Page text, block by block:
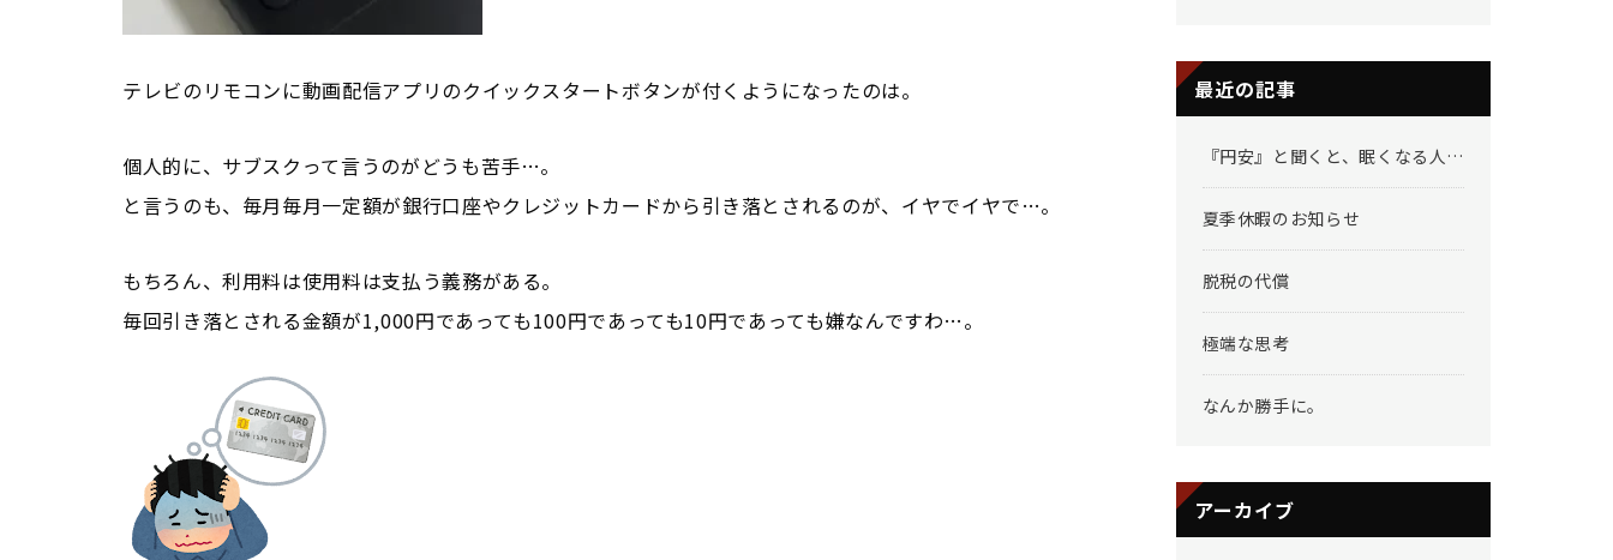
テレビのリモコンに動画配信アプリのクイックスタートボタンが付くようになったのは。
個人的に、サブスクって言うのがどうも苦手…。
と言うのも、毎月毎月一定額が銀行口座やクレジットカードから引き落とされるのが、イヤでイヤで…。
もちろん、利用料は使用料は支払う義務がある。
毎回引き落とされる金額が1,000円であっても100円であっても10円であっても嫌なんですわ…。
最近の記事
『円安』と聞くと、眠くなる人へ
夏季休暇のお知らせ
脱税の代償
極端な思考
なんか勝手に。
アーカイブ